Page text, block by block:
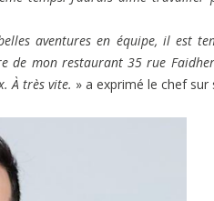
aventures en équipe, il est
de mon restaurant 35 rue
À très vite. » a exprimé le chef